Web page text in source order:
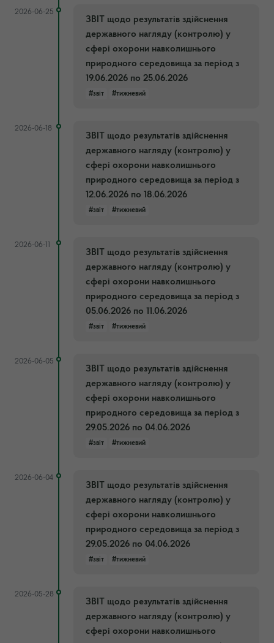
2026-06-25
ЗВІТ щодо результатів здійснення
державного нагляду (контролю) у
сфері охорони навколишнього
природного середовища за період з
19.06.2026 по 25.06.2026
#звіт #тижневий
2026-06-18
ЗВІТ щодо результатів здійснення
державного нагляду (контролю) у
сфері охорони навколишнього
природного середовища за період з
12.06.2026 по 18.06.2026
#звіт #тижневий
2026-06-11
ЗВІТ щодо результатів здійснення
державного нагляду (контролю) у
сфері охорони навколишнього
природного середовища за період з
05.06.2026 по 11.06.2026
#звіт #тижневий
2026-06-05
ЗВІТ щодо результатів здійснення
державного нагляду (контролю) у
сфері охорони навколишнього
природного середовища за період з
29.05.2026 по 04.06.2026
#звіт #тижневий
2026-06-04
ЗВІТ щодо результатів здійснення
державного нагляду (контролю) у
сфері охорони навколишнього
природного середовища за період з
29.05.2026 по 04.06.2026
#звіт #тижневий
2026-05-28
ЗВІТ щодо результатів здійснення
державного нагляду (контролю) у
сфері охорони навколишнього